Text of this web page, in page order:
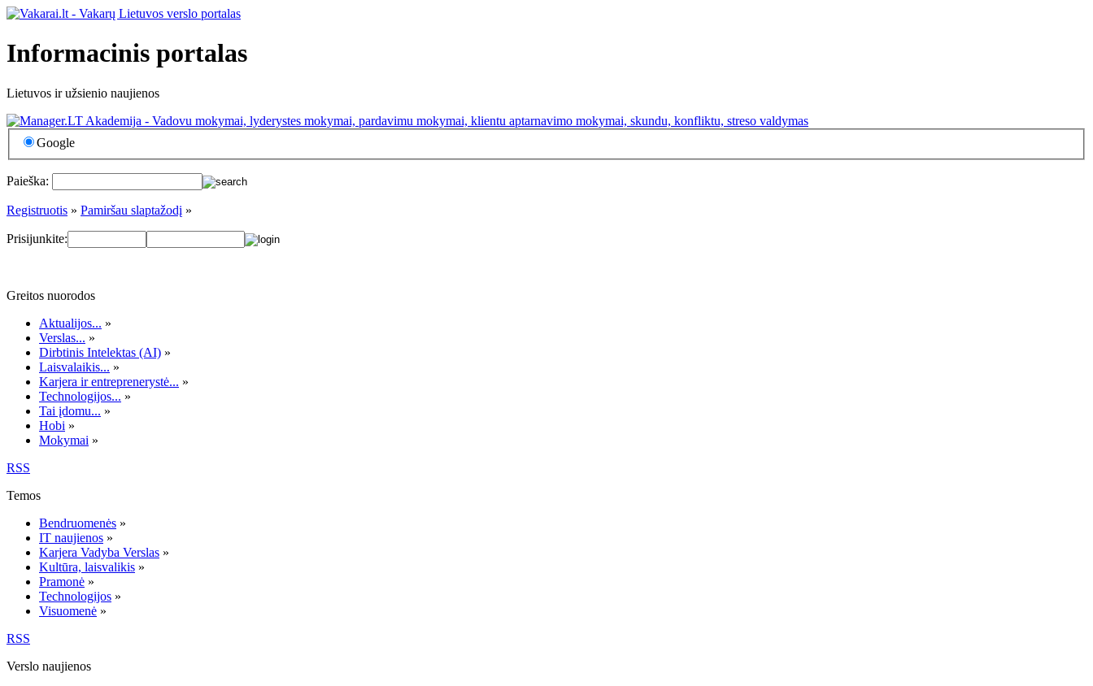
Informacinis portalas
Lietuvos ir užsienio naujienos
Google
Paieška:
Registruotis » Pamiršau slaptažodį »
Prisijunkite:
Greitos nuorodos
Aktualijos... »
Verslas... »
Dirbtinis Intelektas (AI) »
Laisvalaikis... »
Karjera ir entreprenerystė... »
Technologijos... »
Tai įdomu... »
Hobi »
Mokymai »
RSS
Temos
Bendruomenės »
IT naujienos »
Karjera Vadyba Verslas »
Kultūra, laisvalikis »
Pramonė »
Technologijos »
Visuomenė »
RSS
Verslo naujienos